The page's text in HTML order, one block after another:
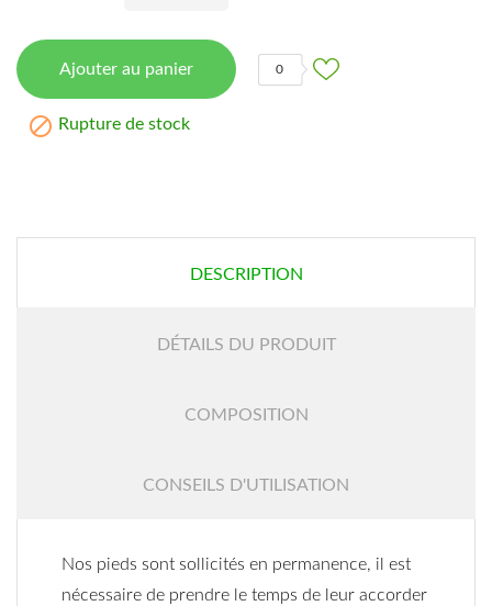
Ajouter au panier 0
 Rupture de stock
DESCRIPTION
DÉTAILS DU PRODUIT
COMPOSITION
CONSEILS D'UTILISATION
Nos pieds sont sollicités en permanence, il est
nécessaire de prendre le temps de leur accorder